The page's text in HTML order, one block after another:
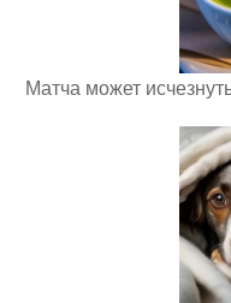
Матча может